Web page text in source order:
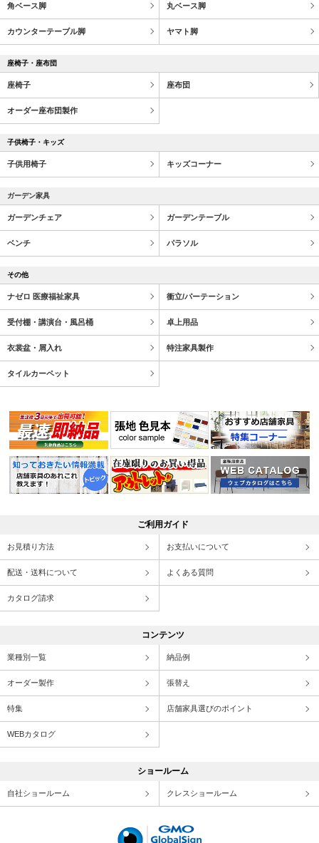
角ベース脚 丸ベース脚
カウンターテーブル脚 ヤマト脚
座椅子・座布団
座椅子 座布団
オーダー座布団製作
子供椅子・キッズ
子供用椅子 キッズコーナー
ガーデン家具
ガーデンチェア ガーデンテーブル
ベンチ パラソル
その他
ナゼロ 医療福祉家具 衝立/パーテーション
受付棚・講演台・風呂桶 卓上用品
衣裳盆・屑入れ 特注家具製作
タイルカーペット
ご利用ガイド
お見積り方法 お支払いについて
配送・送料について よくある質問
カタログ請求
コンテンツ
業種別一覧 納品例
オーダー製作 張替え
特集 店舗家具選びのポイント
WEBカタログ
ショールーム
自社ショールーム クレスショールーム